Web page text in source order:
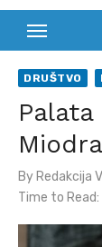
DRUŠTVO
By Redakcija
Time to Read: